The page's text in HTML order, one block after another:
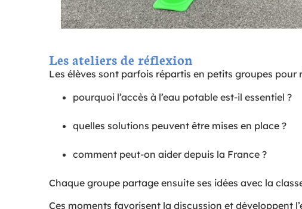
Les ateliers de réflexion
Les élèves sont parfois répartis en petits groupes pour
pourquoi l’accès à l’eau potable est-il essentiel ?
quelles solutions peuvent être mises en place ?
comment peut-on aider depuis la France ?
Chaque groupe partage ensuite ses idées avec la
Ces moments favorisent la discussion et développent